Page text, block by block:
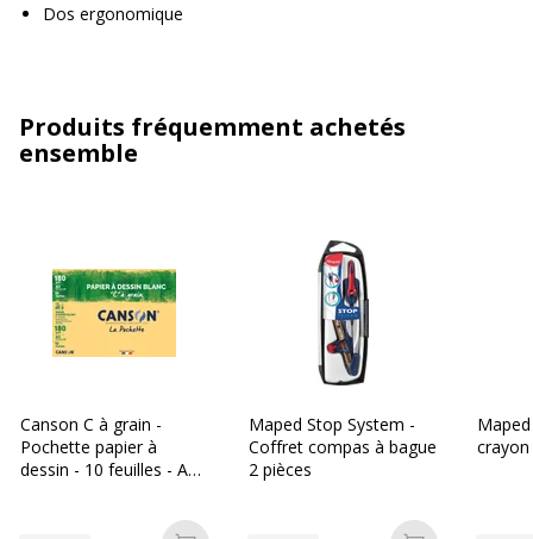
Dos ergonomique
Produits fréquemment achetés
ensemble
Canson C à grain -
Pochette papier à
dessin - 10 feuilles - A3 -
Maped Stop System -
Coffret compas à bague
2 pièces